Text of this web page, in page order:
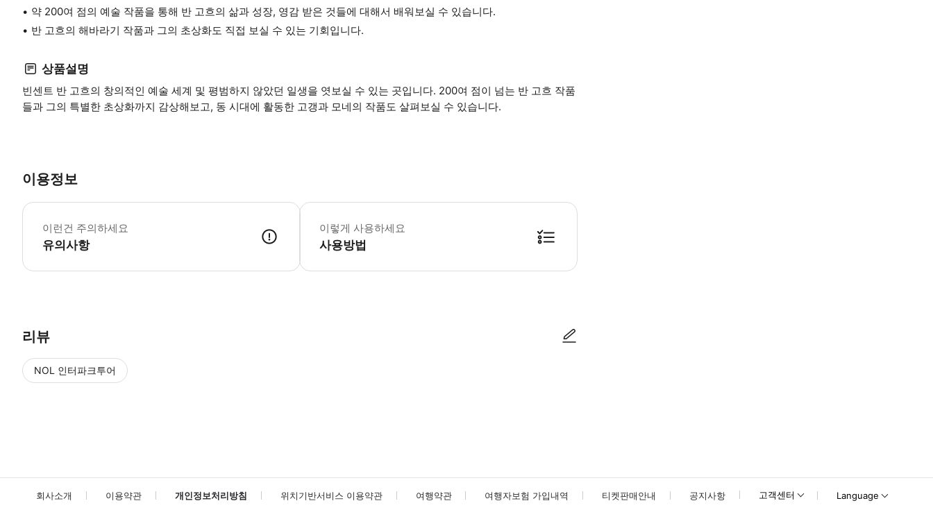
약 200여 점의 예술 작품을 통해 반 고흐의 삶과 성장, 영감 받은 것들에 대해서 배워보실 수 있습니다.
반 고흐의 해바라기 작품과 그의 초상화도 직접 보실 수 있는 기회입니다.
상품설명
빈센트 반 고흐의 창의적인 예술 세계 및 평범하지 않았던 일생을 엿보실 수 있는 곳입니다. 200여 점이 넘는 반 고흐 작품
들과 그의 특별한 초상화까지 감상해보고, 동 시대에 활동한 고갱과 모네의 작품도 살펴보실 수 있습니다.
이용정보
이런건 주의하세요
유의사항
필수 안내: - 18세 미만 어린이는 입장권 무료이지만 오디오 가이드는 제공되지 않습니다. 무료 티켓은 현장에서 받아서 입장하시면 됩니다. - 휠체어
이렇게 사용하세요
사용방법
리뷰
NOL 인터파크투어
회사소개 이용약관 개인정보처리방침 위치기반서비스 이용약관 여행약관 여행자보험 가입내역 티켓판매안내 공지사항 고객센터 Language